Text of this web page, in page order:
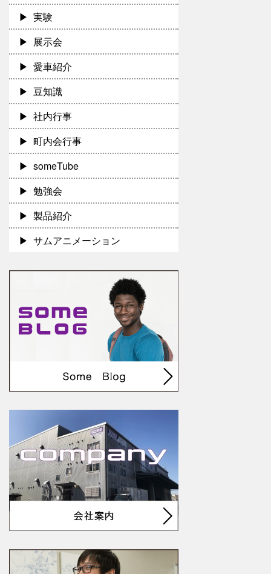
実験
展示会
愛車紹介
豆知識
社内行事
町内会行事
someTube
勉強会
製品紹介
サムアニメーション